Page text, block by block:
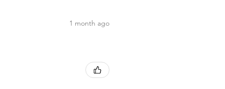
1 month ago